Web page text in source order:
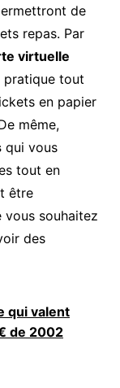
de
repas. Par
virtuelle
pratique tout
en papier
même,
qui vous
tout en
être
souhaitez
des
qui valent
de 2002